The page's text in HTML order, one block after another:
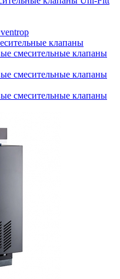
клапаны
смесительные клапаны
смесительные клапаны
смесительные клапаны